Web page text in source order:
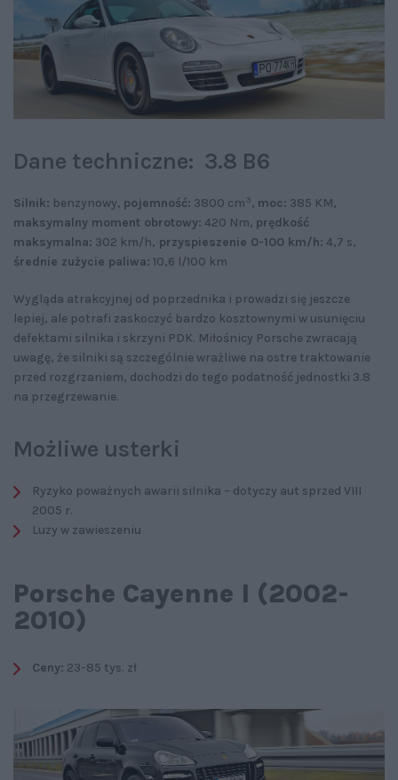
Dane techniczne: 3.8 B6
Silnik: benzynowy, pojemność: 3800 cm3, moc: 385 KM,
maksymalny moment obrotowy: 420 Nm, prędkość
maksymalna: 302 km/h, przyspieszenie 0-100 km/h: 4,7 s,
średnie zużycie paliwa: 10,6 l/100 km
Wygląda atrakcyjnej od poprzednika i prowadzi się jeszcze
lepiej, ale potrafi zaskoczyć bardzo kosztownymi w usunięciu
defektami silnika i skrzyni PDK. Miłośnicy Porsche zwracają
uwagę, że silniki są szczególnie wrażliwe na ostre traktowanie
przed rozgrzaniem, dochodzi do tego podatność jednostki 3.8
na przegrzewanie.
Możliwe usterki
Ryzyko poważnych awarii silnika – dotyczy aut sprzed VIII
2005 r.
Luzy w zawieszeniu
Porsche Cayenne I (2002-
2010)
Ceny: 23-85 tys. zł